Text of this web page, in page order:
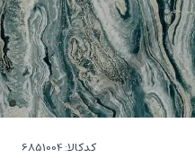
کدکالا: